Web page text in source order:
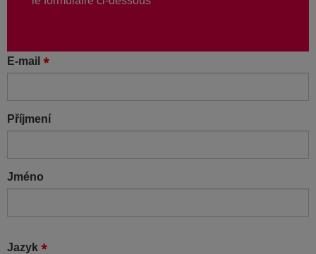
E-mail
Příjmení
Jméno
Jazyk